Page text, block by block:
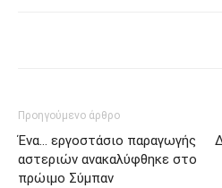
Προηγούμενο άρθρο
Ένα… εργοστάσιο παραγωγής
αστεριών ανακαλύφθηκε στο
πρώιμο Σύμπαν